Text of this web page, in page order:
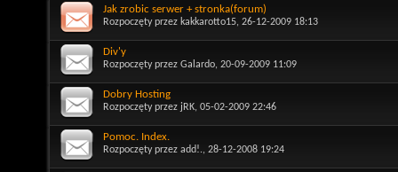
Jak zrobic serwer + stronka(forum)
Rozpoczęty przez kakkarotto15, 26-12-2009 18:13
Div'y
Rozpoczęty przez Galardo, 20-09-2009 11:09
Dobry Hosting
Rozpoczęty przez jRK, 05-02-2009 22:46
Pomoc. Index.
Rozpoczęty przez add!., 28-12-2008 19:24